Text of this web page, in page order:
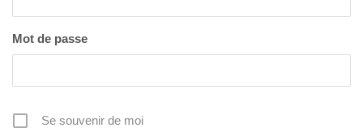
Mot de passe
Se souvenir de moi